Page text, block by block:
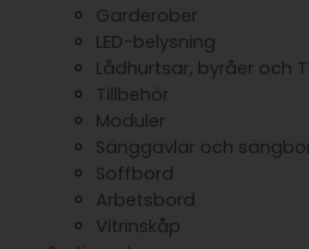
Garderober
LED-belysning
Lådhurtsar, byråer och
Tillbehör
Moduler
Sänggavlar och
Soffbord
Arbetsbord
Vitrinskåp